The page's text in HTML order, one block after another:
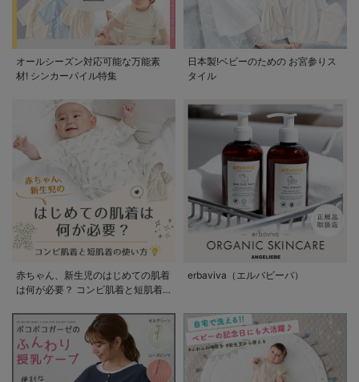
オールシーズン対応可能な万能素
材! シンカーパイル特集
日本製!ベビーのための お宮参りス
タイル
赤ちゃん、新生児のはじめての肌着
は何が必要？ コンビ肌着と短肌着
erbaviva（エルバビーバ）